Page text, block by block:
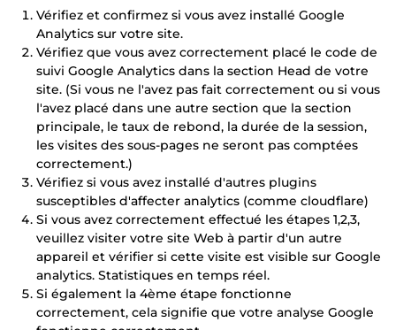
Vérifiez et confirmez si vous avez installé Google
Analytics sur votre site.
Vérifiez que vous avez correctement placé le code de
suivi Google Analytics dans la section Head de votre
site. (Si vous ne l'avez pas fait correctement ou si vous
l'avez placé dans une autre section que la section
principale, le taux de rebond, la durée de la session,
les visites des sous-pages ne seront pas comptées
correctement.)
Vérifiez si vous avez installé d'autres plugins
susceptibles d'affecter analytics (comme cloudflare)
Si vous avez correctement effectué les étapes 1,2,3,
veuillez visiter votre site Web à partir d'un autre
appareil et vérifier si cette visite est visible sur Google
analytics. Statistiques en temps réel.
Si également la 4ème étape fonctionne
correctement, cela signifie que votre analyse Google